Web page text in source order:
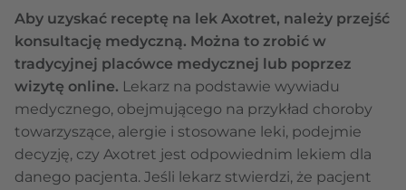
Aby uzyskać receptę na lek Axotret, należy przejść
konsultację medyczną. Można to zrobić w
tradycyjnej placówce medycznej lub poprzez
wizytę online. Lekarz na podstawie wywiadu
medycznego, obejmującego na przykład choroby
towarzyszące, alergie i stosowane leki, podejmie
decyzję, czy Axotret jest odpowiednim lekiem dla
danego pacjenta. Jeśli lekarz stwierdzi, że pacjent